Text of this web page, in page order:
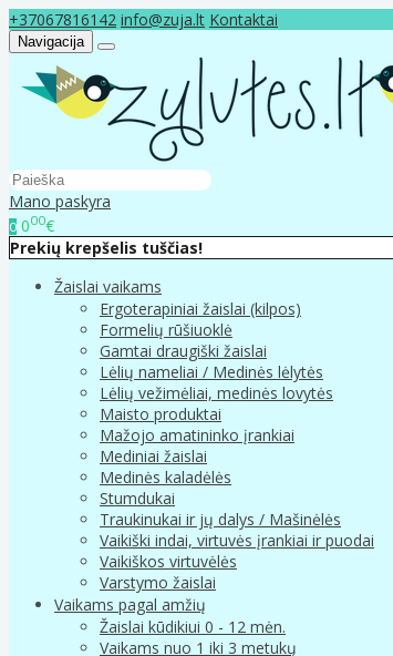
+37067816142 info@zuja.lt Kontaktai
Navigacija
Mano paskyra
0 000€
Prekių krepšelis tuščias!
Žaislai vaikams
Ergoterapiniai žaislai (kilpos)
Formelių rūšiuoklė
Gamtai draugiški žaislai
Lėlių nameliai / Medinės lėlytės
Lėlių vežimėliai, medinės lovytės
Maisto produktai
Mažojo amatininko įrankiai
Mediniai žaislai
Medinės kaladėlės
Stumdukai
Traukinukai ir jų dalys / Mašinėlės
Vaikiški indai, virtuvės įrankiai ir puodai
Vaikiškos virtuvėlės
Varstymo žaislai
Vaikams pagal amžių
Žaislai kūdikiui 0 - 12 mėn.
Vaikams nuo 1 iki 3 metukų